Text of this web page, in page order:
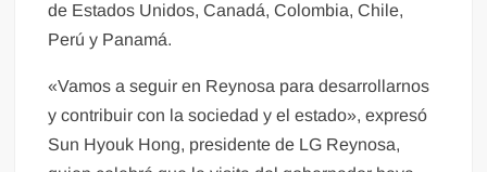
de Estados Unidos, Canadá, Colombia, Chile,
Perú y Panamá.
«Vamos a seguir en Reynosa para desarrollarnos
y contribuir con la sociedad y el estado», expresó
Sun Hyouk Hong, presidente de LG Reynosa,